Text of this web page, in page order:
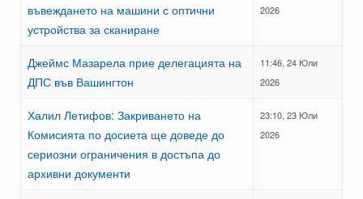
въвеждането на машини с оптични
устройства за сканиране
2026
Джеймс Мазарела прие делегацията на
ДПС във Вашингтон
11:46, 24 Юли
2026
Халил Летифов: Закриването на
Комисията по досиета ще доведе до
сериозни ограничения в достъпа до
архивни документи
23:10, 23 Юли
2026